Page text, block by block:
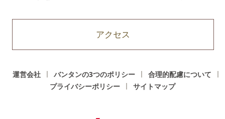
アクセス
運営会社 バンタンの3つのポリシー
合理的配慮について
プライバシーポリシー
サイトマップ